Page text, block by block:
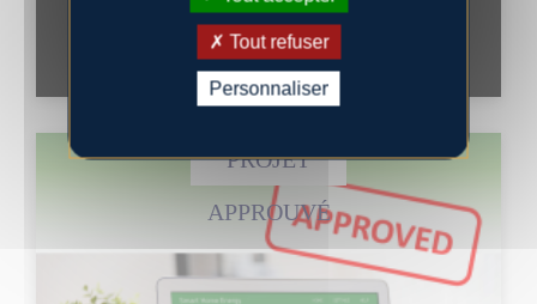
Fête de la Science 2023
PROJET
APPROUVÉ
Tout refuser
Personnaliser